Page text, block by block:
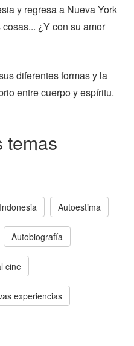
y regresa a Nueva York
¿Y con su amor
diferentes formas y la
entre cuerpo y espíritu.
temas
Indonesia Autoestima
Autobiografía
cine
experiencias